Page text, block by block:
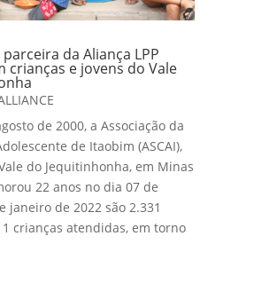
da Aliança LPP
crianças e jovens do Vale
de 2000, a Associação da
de Itaobim (ASCAI),
do Jequitinhonha, em Minas
22 anos no dia 07 de
janeiro de 2022 são 2.331
crianças atendidas, em torno